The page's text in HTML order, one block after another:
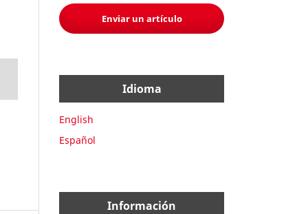
Enviar un artículo
Idioma
English
Español
Información